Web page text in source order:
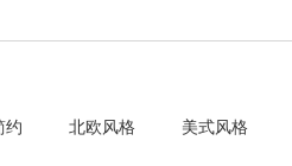
约 北欧风格 美式风格